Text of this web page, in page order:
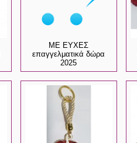
ΜΕ ΕΥΧΕΣ
επαγγελματικά δώρα
2025